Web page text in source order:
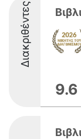
Διακριθέντες
9.6